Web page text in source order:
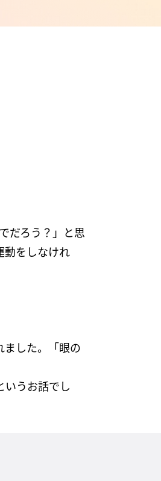
だろう？」と思
動をしなけれ
ました。「眼の
いうお話でし